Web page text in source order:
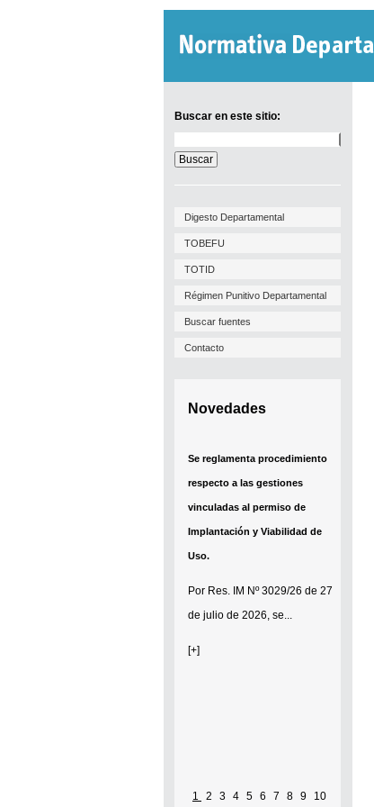
Buscar en este sitio:
en
este
sitio:
Digesto Departamental
TOBEFU
TOTID
Régimen Punitivo Departamental
Buscar fuentes
Contacto
Novedades
Se reglamenta procedimiento
respecto a las gestiones
vinculadas al permiso de
Implantación y Viabilidad de
Uso.
Por Res. IM Nº 3029/26 de 27
de julio de 2026, se...
[+]
1 2 3 4 5 6 7 8 9 10